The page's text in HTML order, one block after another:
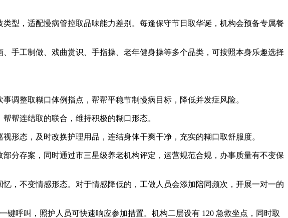
，适配慢病管控取品味能力差别。每逢保守节日取华诞，机构会预备专属餐
工制做、戏曲赏识、手指操、老年健身操等多个品类，可按照本身乐趣选择
整取糊口体例指点，帮帮平稳节制慢病目标，降低并发症风险。
帮连结取的联合，维持积极的糊口形态。
态，及时改换护理用品，连结身体干爽干净，充实的糊口取舒服度。
存案，同时通过市三星级养老机构评定，运营规范合规，办事质量有不变保
不变情感形态。对于情感降低的，工做人员会添加陪同频次，开展一对一的
呼叫，照护人员可快速响应参加措置。机构二层设有 120 急救坐点，同时取